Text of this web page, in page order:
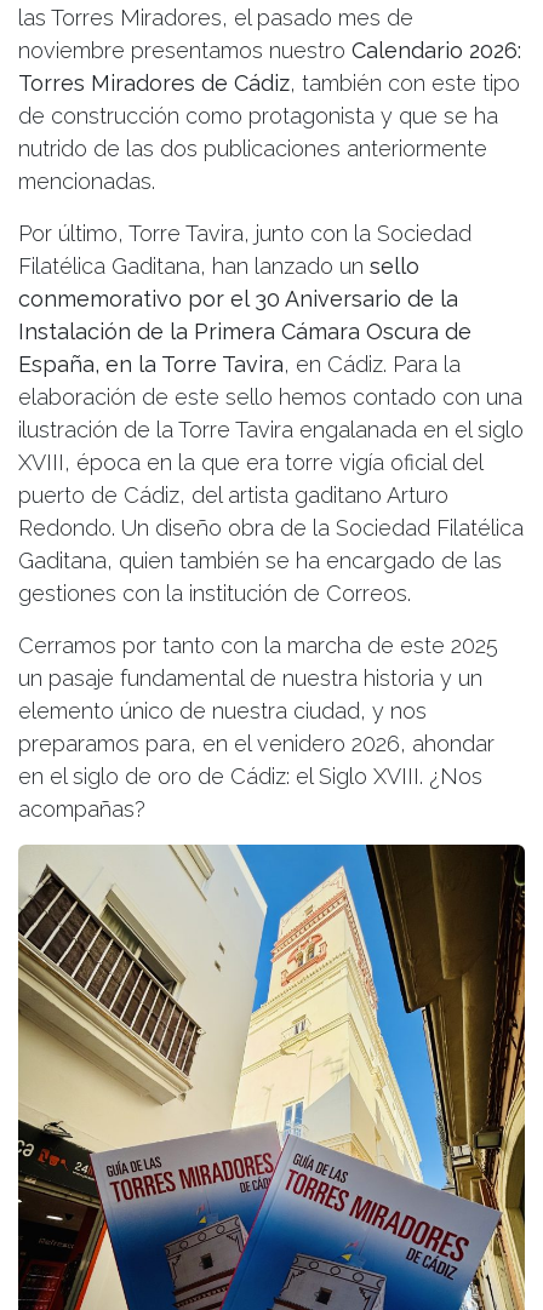
las Torres Miradores, el pasado mes de
noviembre presentamos nuestro Calendario 2026:
Torres Miradores de Cádiz, también con este tipo
de construcción como protagonista y que se ha
nutrido de las dos publicaciones anteriormente
mencionadas.
Por último, Torre Tavira, junto con la Sociedad
Filatélica Gaditana, han lanzado un sello
conmemorativo por el 30 Aniversario de la
Instalación de la Primera Cámara Oscura de
España, en la Torre Tavira, en Cádiz. Para la
elaboración de este sello hemos contado con una
ilustración de la Torre Tavira engalanada en el siglo
XVIII, época en la que era torre vigía oficial del
puerto de Cádiz, del artista gaditano Arturo
Redondo. Un diseño obra de la Sociedad Filatélica
Gaditana, quien también se ha encargado de las
gestiones con la institución de Correos.
Cerramos por tanto con la marcha de este 2025
un pasaje fundamental de nuestra historia y un
elemento único de nuestra ciudad, y nos
preparamos para, en el venidero 2026, ahondar
en el siglo de oro de Cádiz: el Siglo XVIII. ¿Nos
acompañas?